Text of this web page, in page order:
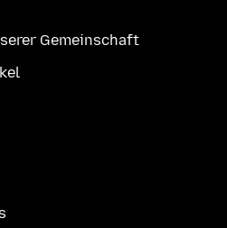
Gemeinschaft